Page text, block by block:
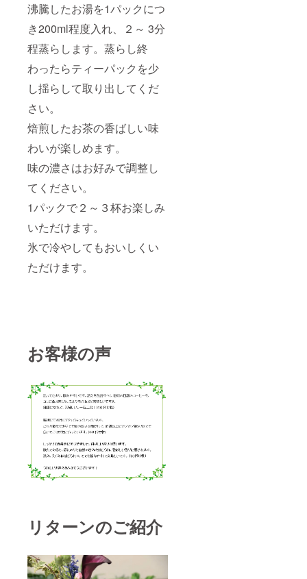
沸騰したお湯を1パックにつ
き200ml程度入れ、２～ 3分
程蒸らします。蒸らし終
わったらティーパックを少
し揺らして取り出してくだ
さい。
焙煎したお茶の香ばしい味
わいが楽しめます。
味の濃さはお好みで調整し
てください。
1パックで２～３杯お楽しみ
いただけます。
氷で冷やしてもおいしくい
ただけます。
お客様の声
リターンのご紹介